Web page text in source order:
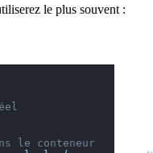
le plus souvent :
le conteneur